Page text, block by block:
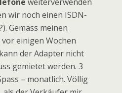
wir noch einen ISDN-
Gemäss meinen
einigen Wochen
der Adapter nicht
gemietet werden. 3
– monatlich. Völlig